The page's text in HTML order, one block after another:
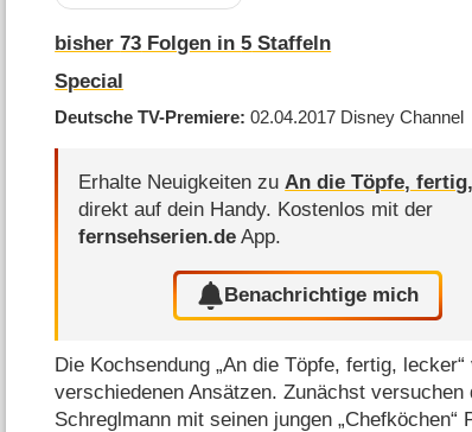
bisher73 Folgen in5 Staffeln
Special
Deutsche TV-Premiere 02.04.2017 Disney Channel
Erhalte Neuigkeiten zu An die Töpfe,
direkt auf dein Handy. Kostenlos mit der
fernsehserien.de App.
Benachrichtige mich
Die Kochsendung „An die Töpfe, fertig,
verschiedenen Ansätzen. Zunächst versuchen
Schreglmann mit seinen jungen